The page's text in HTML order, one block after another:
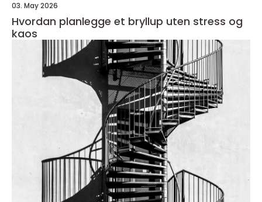
03. May 2026
Hvordan planlegge et bryllup uten stress og
kaos